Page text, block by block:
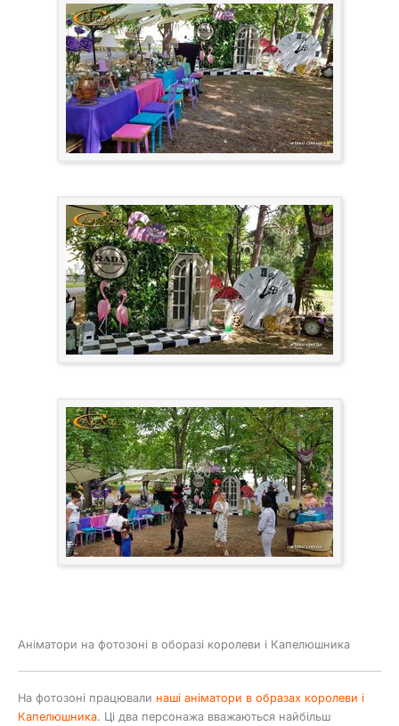
Аніматори на фотозоні в оборазі королеви і Капелюшника
На фотозоні працювали наші аніматори в образах королеви і
Капелюшника. Ці два персонажа вважаються найбільш